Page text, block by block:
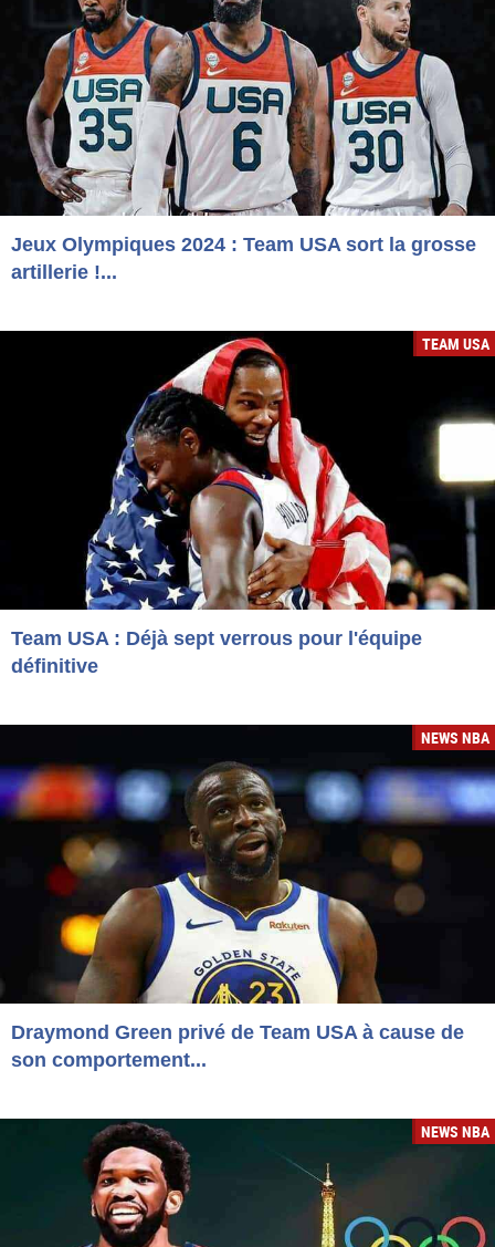
Jeux Olympiques 2024 : Team USA sort la grosse
artillerie !...
TEAM USA
Team USA : Déjà sept verrous pour l'équipe
définitive
NEWS NBA
Draymond Green privé de Team USA à cause de
son comportement...
NEWS NBA